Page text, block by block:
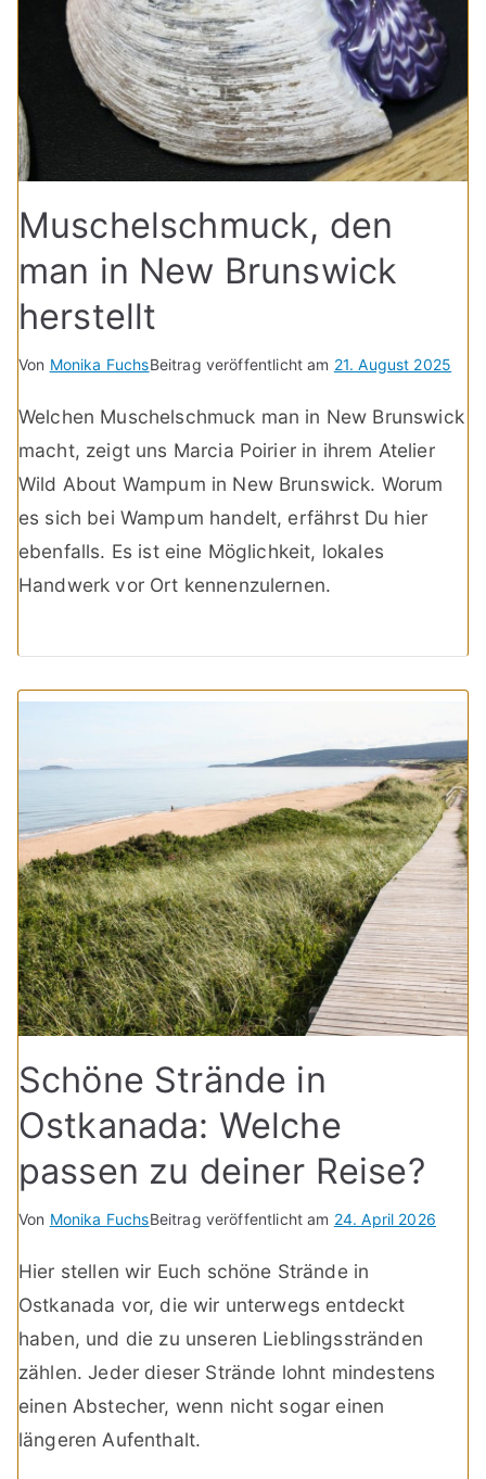
Muschelschmuck, den
man in New Brunswick
herstellt
Von Monika FuchsBeitrag veröffentlicht am 21. August 2025
Welchen Muschelschmuck man in New Brunswick
macht, zeigt uns Marcia Poirier in ihrem Atelier
Wild About Wampum in New Brunswick. Worum
es sich bei Wampum handelt, erfährst Du hier
ebenfalls. Es ist eine Möglichkeit, lokales
Handwerk vor Ort kennenzulernen.
Schöne Strände in
Ostkanada: Welche
passen zu deiner Reise?
Von Monika FuchsBeitrag veröffentlicht am 24. April 2026
Hier stellen wir Euch schöne Strände in
Ostkanada vor, die wir unterwegs entdeckt
haben, und die zu unseren Lieblingsstränden
zählen. Jeder dieser Strände lohnt mindestens
einen Abstecher, wenn nicht sogar einen
längeren Aufenthalt.